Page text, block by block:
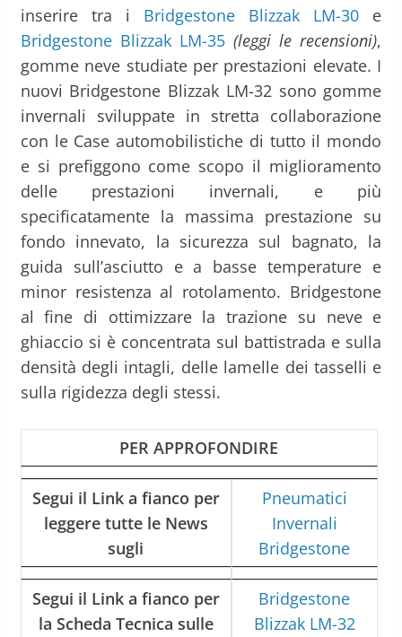
inserire tra i Bridgestone Blizzak LM-30 e
Bridgestone Blizzak LM-35 (leggi le recensioni),
gomme neve studiate per prestazioni elevate. I
nuovi Bridgestone Blizzak LM-32 sono gomme
invernali sviluppate in stretta collaborazione
con le Case automobilistiche di tutto il mondo
e si prefiggono come scopo il miglioramento
delle prestazioni invernali, e più
specificatamente la massima prestazione su
fondo innevato, la sicurezza sul bagnato, la
guida sull’asciutto e a basse temperature e
minor resistenza al rotolamento. Bridgestone
al fine di ottimizzare la trazione su neve e
ghiaccio si è concentrata sul battistrada e sulla
densità degli intagli, delle lamelle dei tasselli e
sulla rigidezza degli stessi.
PER APPROFONDIRE
Segui il Link a fianco per
leggere tutte le News
sugli
Pneumatici
Invernali
Bridgestone
Segui il Link a fianco per
la Scheda Tecnica sulle
Bridgestone
Blizzak LM-32